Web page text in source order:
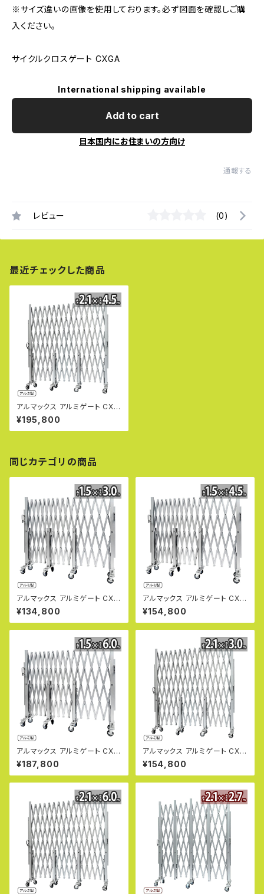
※サイズ違いの画像を使用しております。必ず図面を確認しご購
入ください。
サイクルクロスゲート CXGA
International shipping available
Add to cart
日本国内にお住まいの方向け
通報する
レビュー (0)
最近チェックした商品
アルマックス アルミゲート CXG
2045（幅4.5m×高さ2.1m） CX
Gシリーズ パネル取付不可タイ
プ 片開き 伸縮門扉 フロアゲー
ート キャスターゲート ガレージ
ゲート 仮設ゲートALMAX 【代
引・時間指定不可】
¥195,800
同じカテゴリの商品
アルマックス アルミゲート CXG
1530（幅3m×高さ1.5m） CXG
シリーズ パネル取付不可タイプ
サイクルクロスゲート CXGA-1
ート アコーディオンゲート アル
ミフェンス 蛇腹ゲート キャスタ
ーゲート 仮設ゲートALMAX
【代引・時間指定不可】
¥134,800
アルマックス アルミゲート CXG
1545（幅4.5m×高さ1.5m） CX
Gシリーズ パネル取付不可タイ
プ サイクルクロスゲート CXGA
ゲート アコーディオンゲート ア
ルミフェンス 蛇腹ゲート キャス
ターゲート 仮設ゲートALMAX
【代引・時間指定不可】
¥154,800
アルマックス アルミゲート CXG
1560（幅6m×高さ1.5m） CXG
シリーズ パネル取付不可タイプ
サイクルクロスゲート CXGA-1
ート アコーディオンゲート アル
ミフェンス 蛇腹ゲート キャスタ
ーゲート 仮設ゲートALMAX
【代引・時間指定不可】
¥187,800
アルマックス アルミゲート CXG
2030（幅3m×高さ2.1m） CXG
シリーズ パネル取付不可タイプ
片開き 伸縮門扉 フロアゲート
ンス 蛇腹ゲート ジャバラゲート
キャスターゲート ガレージゲー
ト 仮設ゲートALMAX 【代引・時
間指定不可】
¥154,800